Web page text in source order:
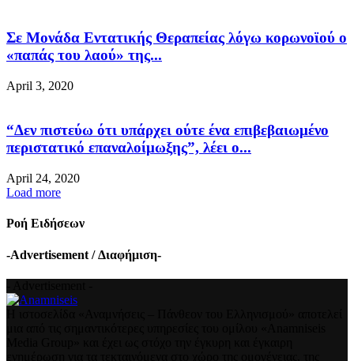
Σε Μονάδα Εντατικής Θεραπείας λόγω κορωνοϊού ο
«παπάς του λαού» της...
April 3, 2020
“Δεν πιστεύω ότι υπάρχει ούτε ένα επιβεβαιωμένο
περιστατικό επαναλοίμωξης”, λέει ο...
April 24, 2020
Load more
Ροή Ειδήσεων
-Advertisement / Διαφήμιση-